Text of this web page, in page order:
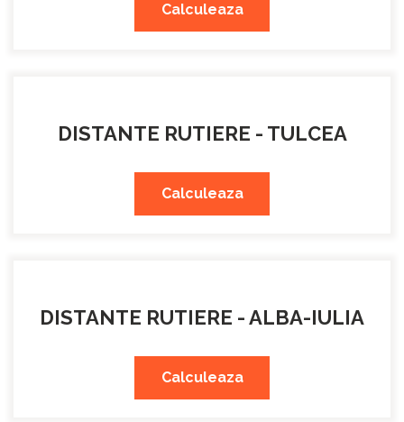
Calculeaza
DISTANTE RUTIERE - TULCEA
Calculeaza
DISTANTE RUTIERE - ALBA-IULIA
Calculeaza